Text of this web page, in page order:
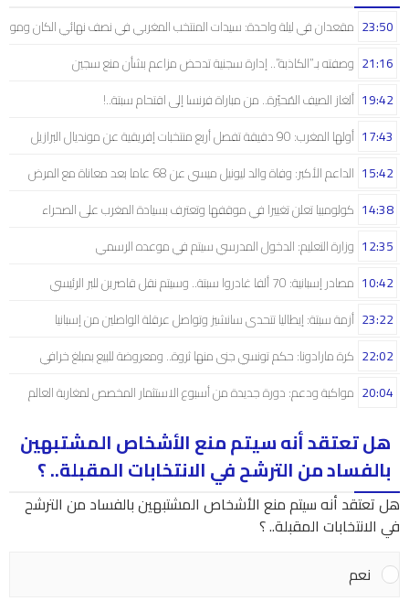
مقعدان في ليلة واحدة: سيدات المنتخب المغربي في نصف نهائي الكان 23:50
وصفته بـ”الكاذبة”.. إدارة سجنية تدحض مزاعم بشأن منع سجين 21:16
ألغاز الصيف المُحيّرة.. من مباراة فرنسا إلى اقتحام سبتة..! 19:42
أولها المغرب: 90 دقيقة تفصل أربع منتخبات إفريقية عن مونديال البرازيل 17:43
الداعم الأكبر: وفاة والد ليونيل ميسي عن 68 عاما بعد معاناة مع المرض 15:42
كولومبيا تعلن تغييرا في موقفها وتعترف بسيادة المغرب على الصحراء 14:38
وزارة التعليم: الدخول المدرسي سیتم في موعده الرسمي 12:35
مصادر إسبانية: 70 ألفا غادروا سبتة.. وسيتم نقل قاصرين للبر الرئيسي 10:42
أزمة سبتة: إيطاليا تتحدى سانشيز وتواصل عرقلة الواصلين من إسبانيا 23:22
كرة مارادونا: حكم تونسي جنى منها ثروة.. ومعروضة للبيع بمبلغ خرافي 22:02
مواكبة ودعم: دورة جديدة من أسبوع الاستثمار المخصص لمغاربة العالم 20:04
هل تعتقد أنه سيتم منع الأشخاص المشتبهين
بالفساد من الترشح في الانتخابات المقبلة.. ؟
هل تعتقد أنه سيتم منع الأشخاص المشتبهين بالفساد من الترشح
في الانتخابات المقبلة.. ؟
نعم